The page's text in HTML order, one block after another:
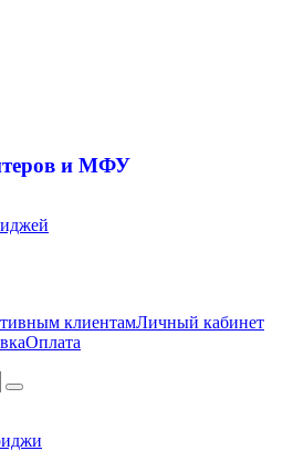
и МФУ
клиентамЛичный кабинет
Оплата